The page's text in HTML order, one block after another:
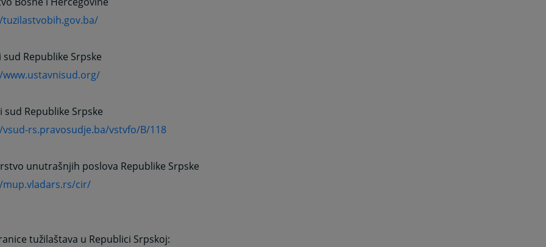
sud Republike Srpske
sud Republike Srpske
rs.pravosudje.ba/vstvfo/B/118
unutrašnjih poslova Republike Srpske
cir/
tužilaštava u Republici Srpskoj: